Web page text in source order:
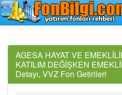
AGESA HAYAT VE
KATILIM DEĞİŞKEN
Detayı, VVZ Fon Getirileri